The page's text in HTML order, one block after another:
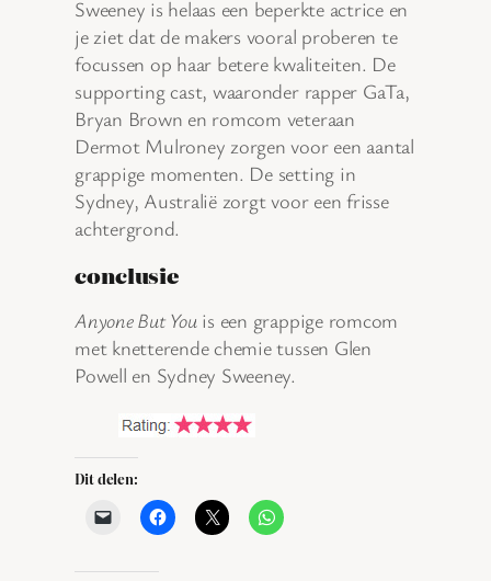
Sweeney is helaas een beperkte actrice en
je ziet dat de makers vooral proberen te
focussen op haar betere kwaliteiten. De
supporting cast, waaronder rapper GaTa,
Bryan Brown en romcom veteraan
Dermot Mulroney zorgen voor een aantal
grappige momenten. De setting in
Sydney, Australië zorgt voor een frisse
achtergrond.
conclusie
Anyone But Youis een grappige romcom
met knetterende chemie tussen Glen
Powell en Sydney Sweeney.
Dit delen: